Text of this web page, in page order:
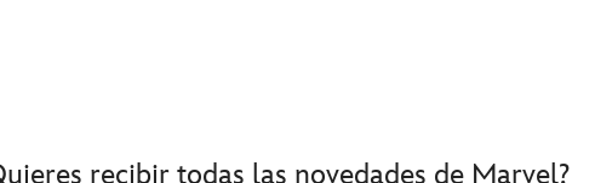
recibir todas las novedades de Marvel?